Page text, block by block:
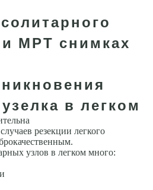
МРТ снимках
в легком
резекции легкого
узлов в легком много: